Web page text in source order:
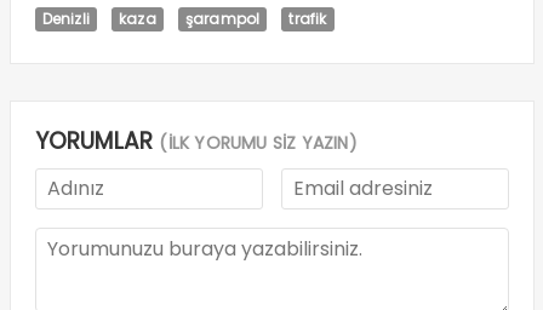
Denizli kaza şarampol trafik
YORUMLAR (İLK YORUMU SİZ YAZIN)